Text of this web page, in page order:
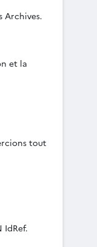
Archives.
et la
tout
IdRef.